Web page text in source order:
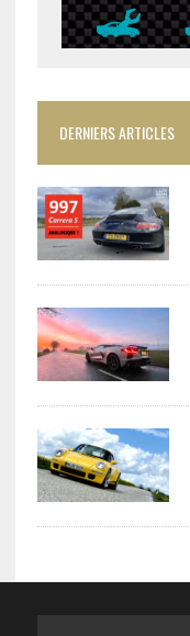
DERNIERS ARTICLES